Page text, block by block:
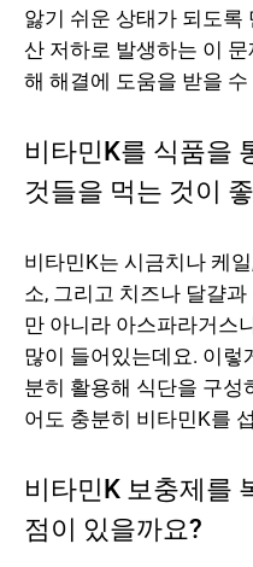
앓기 쉬운 상태가 되도록
산 저하로 발생하는 이
해 해결에 도움을 받을
비타민K를 식품을
것들을 먹는 것이
비타민K는 시금치나 케
소, 그리고 치즈나 달걀
만 아니라 아스파라거스
많이 들어있는데요. 이렇
분히 활용해 식단을 구성
어도 충분히 비타민K를
비타민K 보충제를
점이 있을까요?